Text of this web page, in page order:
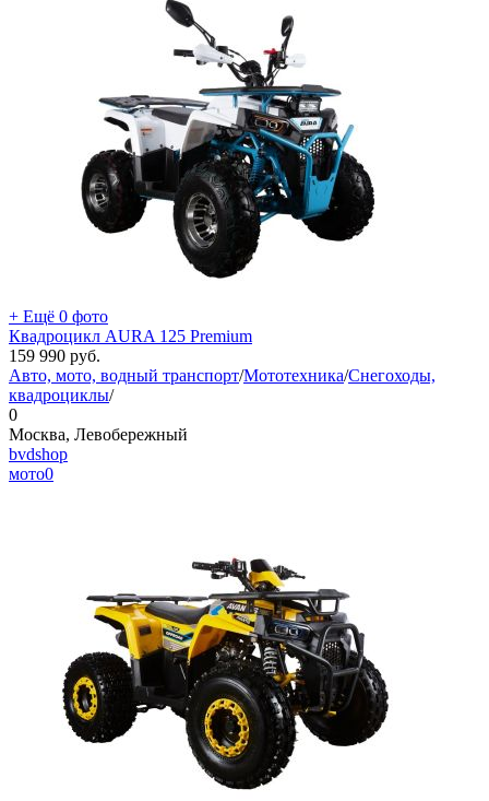
+ Ещё 0 фото
Квадроцикл AURA 125 Premium
159 990 руб.
Авто, мото, водный транспорт/Мототехника/Снегоходы,
квадроциклы/
0
Москва, Левобережный
bvdshop
мото0